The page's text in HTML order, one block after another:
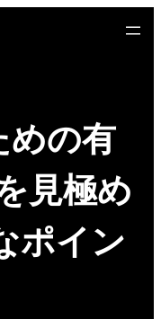
めの有
見極め
ポイン